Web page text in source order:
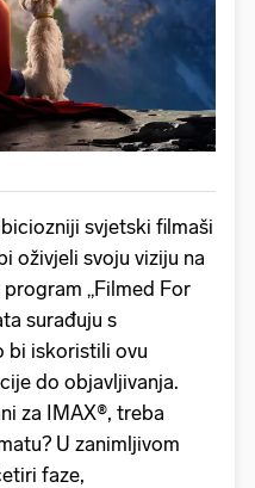
svjetski filmaši
oživjeli svoju viziju na
„Filmed For
surađuju s
bi iskoristili ovu
do objavljivanja.
za IMAX®, treba
U zanimljivom
faze,